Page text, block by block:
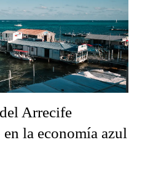
Arrecife
la economía azul